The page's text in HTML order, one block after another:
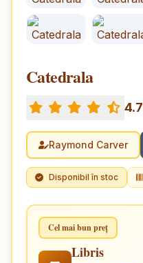
Catedrala
4.7
Raymond Carver
Disponibil în stoc
Cel mai bun preț
Libris